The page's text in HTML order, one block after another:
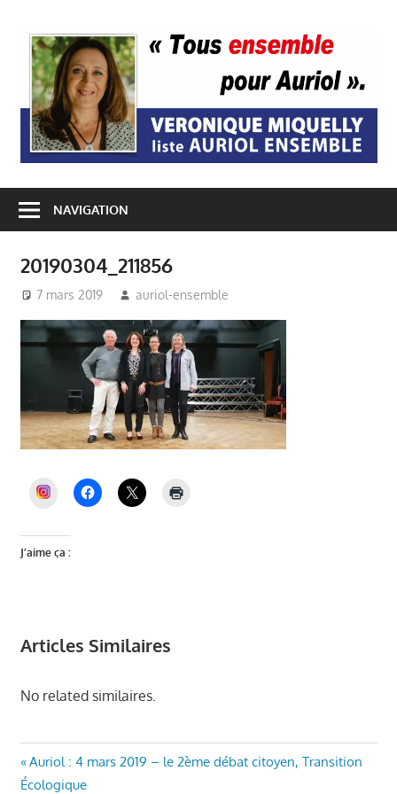
contenu
NAVIGATION
20190304_211856
7 mars 2019 auriol-ensemble
INSTAGRAM
J’aime ça :
Articles Similaires
No related similaires.
Navigation
Article
précédent
Auriol : 4 mars 2019 – le 2ème débat citoyen, Transition
Écologique